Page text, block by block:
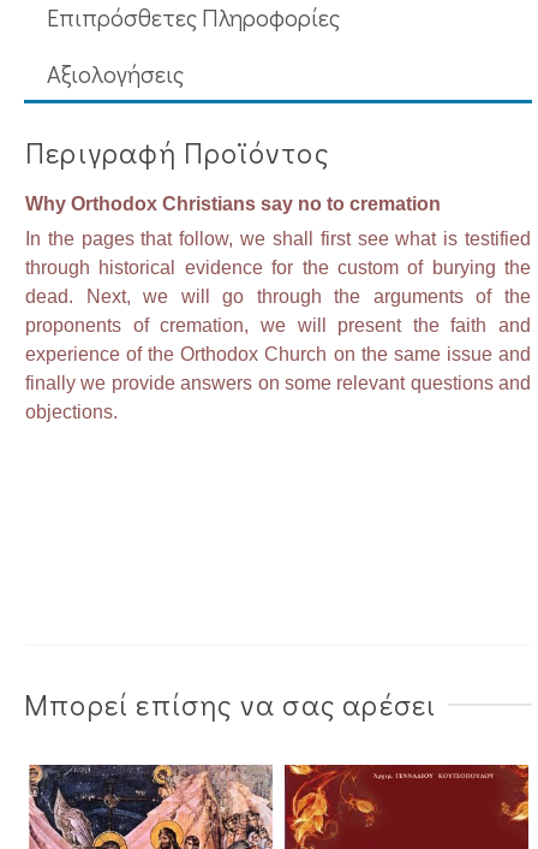
Επιπρόσθετες Πληροφορίες
Aξιολογήσεις
Περιγραφή Προϊόντος
Why Orthodox Christians say no to cremation
In the pages that follow, we shall first see what is testified
through historical evidence for the custom of burying the
dead. Next, we will go through the arguments of the
proponents of cremation, we will present the faith and
experience of the Orthodox Church on the same issue and
finally we provide answers on some relevant questions and
objections.
Μπορεί επίσης να σας αρέσει